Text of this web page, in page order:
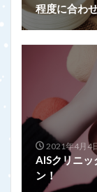
程度に合わ
2021年4月4
AISクリニ
ン！